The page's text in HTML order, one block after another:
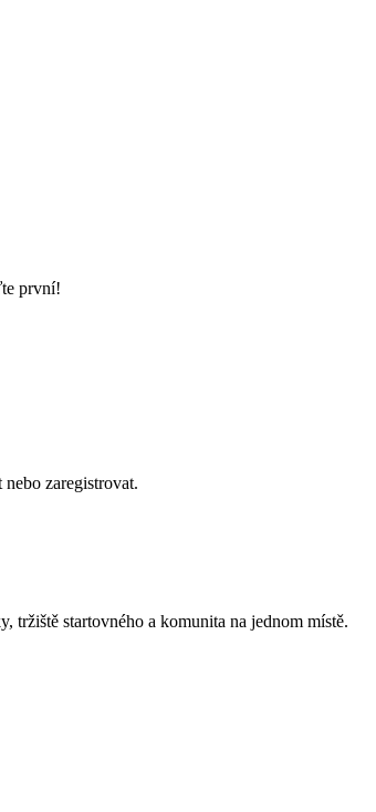
první!
zaregistrovat.
tržiště startovného a komunita na jednom místě.